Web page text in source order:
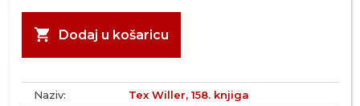
shopping_cart Dodaj u košaricu
Naziv:
Tex Willer, 158. knjiga